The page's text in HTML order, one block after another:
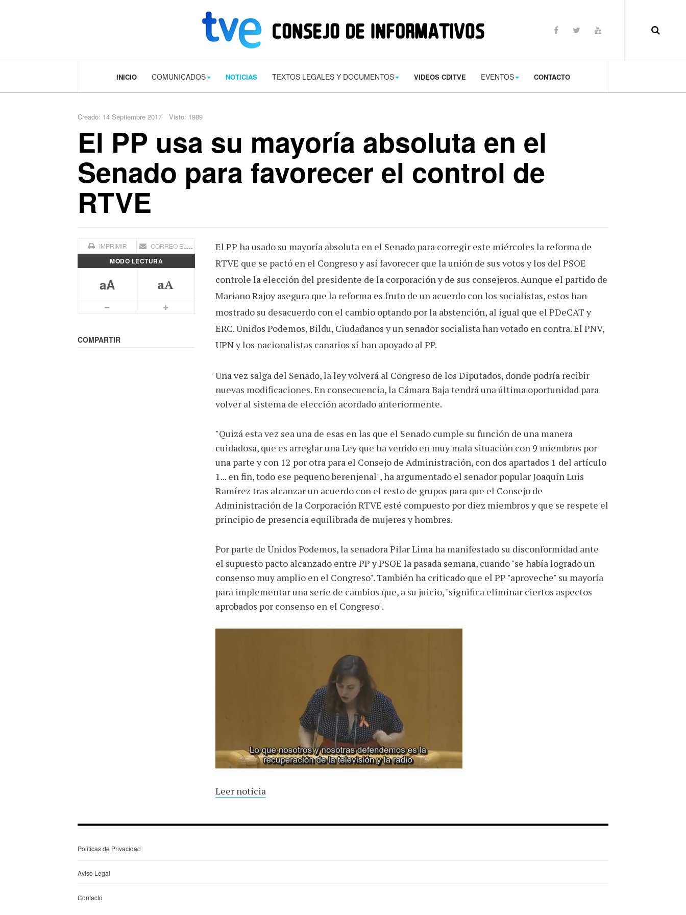
INICIO COMUNICADOS NOTICIAS TEXTOS LEGALES Y DOCUMENTOS VIDEOS CDITVE EVENTOS CONTACTO
Creado: 14 Septiembre 2017 Visto: 1989
El PP usa su mayoría absoluta en el
Senado para favorecer el control de
RTVE
IMPRIMIR CORREO ELECTRÓNICO
MODO LECTURA
aA aA
Letra mas pequeña
COMPARTIR
El PP ha usado su mayoría absoluta en el Senado para corregir este miércoles la reforma de
RTVE que se pactó en el Congreso y así favorecer que la unión de sus votos y los del PSOE
controle la elección del presidente de la corporación y de sus consejeros. Aunque el partido de
Mariano Rajoy asegura que la reforma es fruto de un acuerdo con los socialistas, estos han
mostrado su desacuerdo con el cambio optando por la abstención, al igual que el PDeCAT y
ERC. Unidos Podemos, Bildu, Ciudadanos y un senador socialista han votado en contra. El PNV,
UPN y los nacionalistas canarios sí han apoyado al PP.
Una vez salga del Senado, la ley volverá al Congreso de los Diputados, donde podría recibir
nuevas modificaciones. En consecuencia, la Cámara Baja tendrá una última oportunidad para
volver al sistema de elección acordado anteriormente.
"Quizá esta vez sea una de esas en las que el Senado cumple su función de una manera
cuidadosa, que es arreglar una Ley que ha venido en muy mala situación con 9 miembros por
una parte y con 12 por otra para el Consejo de Administración, con dos apartados 1 del artículo
1... en fin, todo ese pequeño berenjenal", ha argumentado el senador popular Joaquín Luis
Ramírez tras alcanzar un acuerdo con el resto de grupos para que el Consejo de
Administración de la Corporación RTVE esté compuesto por diez miembros y que se respete el
principio de presencia equilibrada de mujeres y hombres.
Por parte de Unidos Podemos, la senadora Pilar Lima ha manifestado su disconformidad ante
el supuesto pacto alcanzado entre PP y PSOE la pasada semana, cuando "se había logrado un
consenso muy amplio en el Congreso". También ha criticado que el PP "aproveche" su mayoría
para implementar una serie de cambios que, a su juicio, "significa eliminar ciertos aspectos
aprobados por consenso en el Congreso".
Leer noticia
Politicas de Privacidad
Aviso Legal
Contacto